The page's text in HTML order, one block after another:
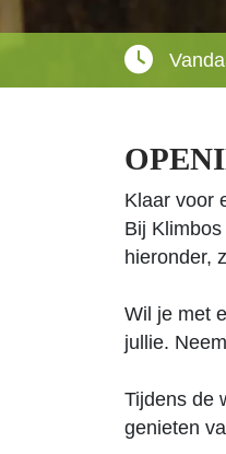
Klaar voor
Bij
hieronder,
Wil je met
jullie.
Tijdens de
genieten